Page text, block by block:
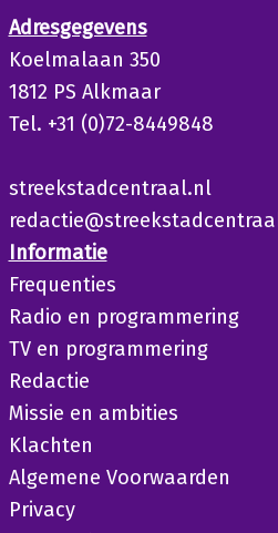
Adresgegevens
Koelmalaan 350
1812 PS Alkmaar
Tel. +31 (0)72-8449848
streekstadcentraal.nl
Informatie
Frequenties
Radio en programmering
TV en programmering
Redactie
Missie en ambities
Klachten
Algemene Voorwaarden
Privacy